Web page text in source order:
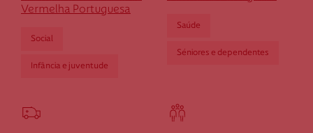
Vermelha Portuguesa
Social
Infância e juventude
Saúde
Séniores e dependentes